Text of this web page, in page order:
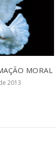
MORAL
2013